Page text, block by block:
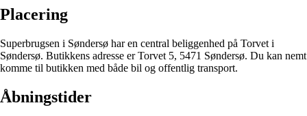
Placering
Superbrugsen i Søndersø har en central beliggenhed på Torvet i
Søndersø. Butikkens adresse er Torvet 5, 5471 Søndersø. Du kan nemt
komme til butikken med både bil og offentlig transport.
Åbningstider